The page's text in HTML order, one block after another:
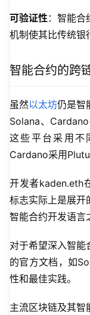
可验证性：智能合
机制使其比传统银
智能合约的跨
虽然以太坊仍是智
Solana、
这些平台采用不
Cardano采用
开发者kaden.eth
标志实际上是展开
智能合约开发语言
对于希望深入智能
的官方文档，如
性和最佳实践。
主流区块链及其智